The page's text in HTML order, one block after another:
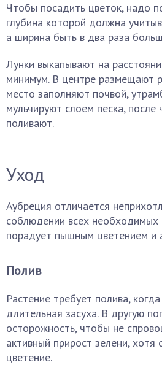
Чтобы посадить цветок, надо
глубина которой должна
а ширина быть в два раза
Лунки выкапывают на
минимум. В центре размещают
место заполняют почвой,
мульчируют слоем песка, после
поливают.
Уход
Аубреция отличается
соблюдении всех необходимых
порадует пышным цветением и
Полив
Растение требует полива,
длительная засуха. В другую
осторожность, чтобы не
активный прирост зелени, хотя
цветение.